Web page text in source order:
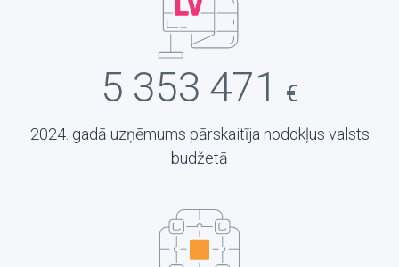
5 353 471 €
2024. gadā uzņēmums pārskaitīja nodokļus valsts
budžetā